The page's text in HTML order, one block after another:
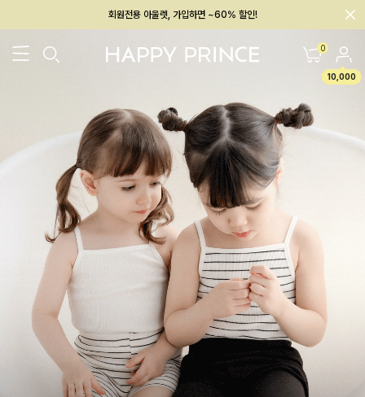
회원전용 아울렛, 가입하면 ~60% 할인!
0
10,000